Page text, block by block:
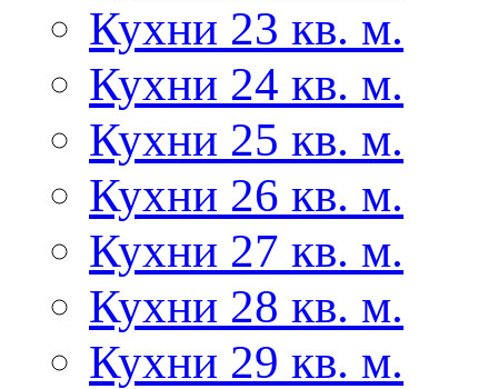
Кухни 23 кв. м.
Кухни 24 кв. м.
Кухни 25 кв. м.
Кухни 26 кв. м.
Кухни 27 кв. м.
Кухни 28 кв. м.
Кухни 29 кв. м.